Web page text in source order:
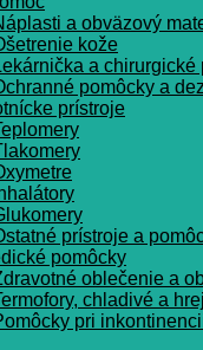
a obväzový
kože
a chirurgické
pomôcky a
prístroje
prístroje a
pomôcky
oblečenie a
chladivé a
pri